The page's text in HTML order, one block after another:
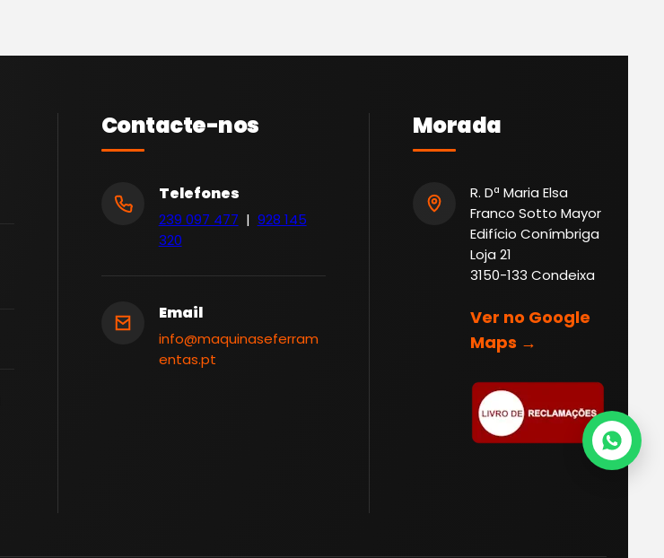
Contacte-nos
Telefones
239 097 477 | 928 145
320
Email
info@maquinaseferram
entas.pt
Morada
R. Dª Maria Elsa
Franco Sotto Mayor
Edifício Conímbriga
Loja 21
3150-133 Condeixa
Ver no Google
Maps →